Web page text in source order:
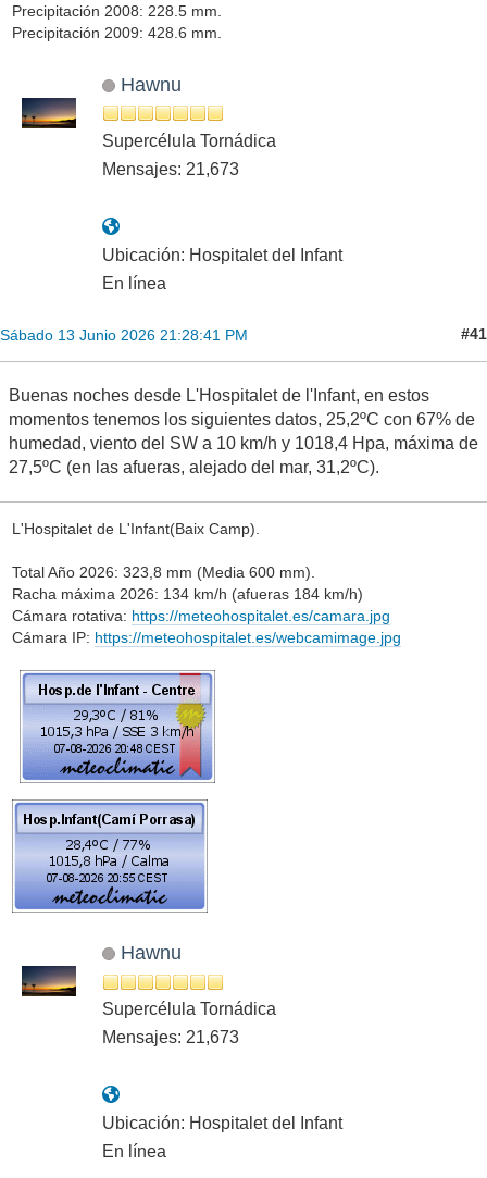
Precipitación 2008: 228.5 mm.
Precipitación 2009: 428.6 mm.
Hawnu
Supercélula Tornádica
Mensajes: 21,673
Ubicación: Hospitalet del Infant
En línea
Sábado 13 Junio 2026 21:28:41 PM #41
Buenas noches desde L'Hospitalet de l'Infant, en estos
momentos tenemos los siguientes datos, 25,2ºC con 67% de
humedad, viento del SW a 10 km/h y 1018,4 Hpa, máxima de
27,5ºC (en las afueras, alejado del mar, 31,2ºC).
L'Hospitalet de L'Infant(Baix Camp).
Total Año 2026: 323,8 mm (Media 600 mm).
Racha máxima 2026: 134 km/h (afueras 184 km/h)
Cámara rotativa: https://meteohospitalet.es/camara.jpg
Cámara IP: https://meteohospitalet.es/webcamimage.jpg
Hawnu
Supercélula Tornádica
Mensajes: 21,673
Ubicación: Hospitalet del Infant
En línea